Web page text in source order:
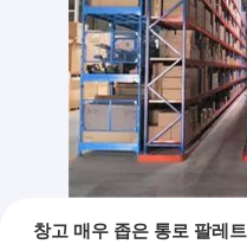
창고 매우 좁은 통로 팔레